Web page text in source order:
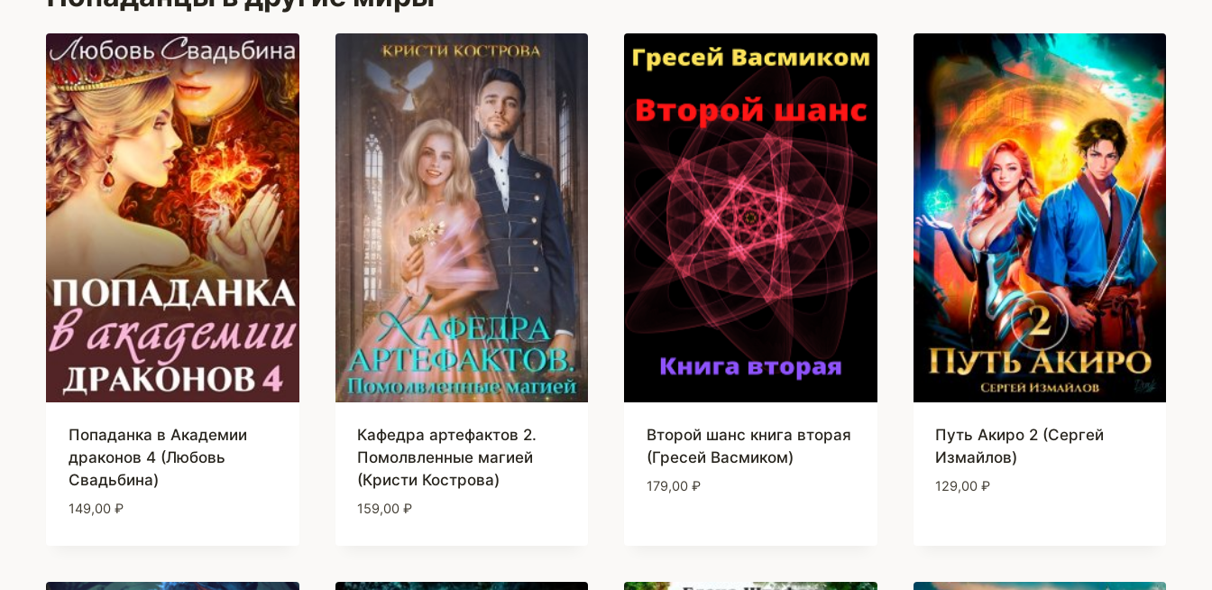
Попаданка в Академии
драконов 4 (Любовь
Свадьбина)
149,00 ₽
Кафедра артефактов 2.
Помолвленные магией
(Кристи Кострова)
159,00 ₽
Второй шанс книга вторая
(Гресей Васмиком)
179,00 ₽
Путь Акиро 2 (Сергей
Измайлов)
129,00 ₽